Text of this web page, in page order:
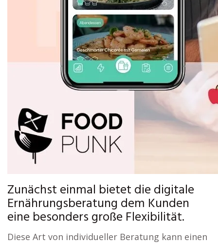
Zunächst einmal bietet die digitale
Ernährungsberatung dem Kunden
eine besonders große Flexibilität.
Diese Art von individueller Beratung kann einen